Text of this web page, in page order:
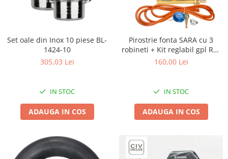
Aparate de calcat
Aspiratoare electrice
Cutii depozitare medicamente
Cutii pentru chei
incaltaminte
Perii de curatare
Perii si aparate scame
Stergatoare geam
Set oale din Inox 10 piese BL-
1424-10
305,03 Lei
IN STOC
ADAUGA IN COS
Pirostrie fonta SARA cu 3
robineti + Kit reglabil gpl RH-
10 + Tub flex 2M+2 Coliere
160,00 Lei
IN STOC
ADAUGA IN COS